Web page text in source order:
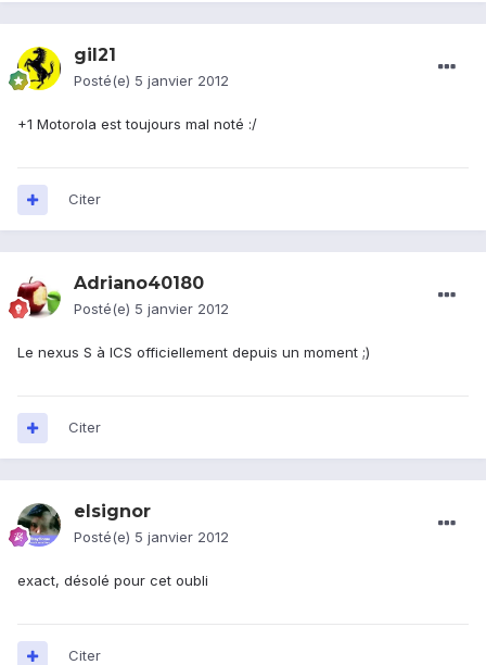
gil21
Posté(e) 5 janvier 2012
+1 Motorola est toujours mal noté :/
Citer
Adriano40180
Posté(e) 5 janvier 2012
Le nexus S à ICS officiellement depuis un moment ;)
Citer
elsignor
Posté(e) 5 janvier 2012
exact, désolé pour cet oubli
Citer